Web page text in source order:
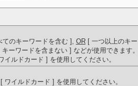
のキーワードを含む ], OR[ 一つ以上のキ
ーワードを含まない ] などが使用できます
イルドカード ] を使用してください。
ワイルドカード ] を使用してください。